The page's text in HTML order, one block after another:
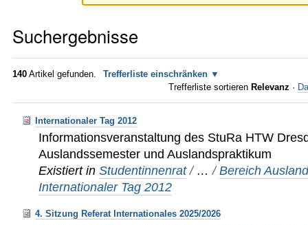
Suchergebnisse
140 Artikel gefunden.
Trefferliste einschränken
Trefferliste sortieren Relevanz ·
Internationaler Tag 2012
Informationsveranstaltung des StuRa HTW
Auslandssemester und Auslandspraktikum
Existiert in Studentinnenrat / …/Bereich
Internationaler Tag 2012
4. Sitzung Referat Internationales 2025/2026